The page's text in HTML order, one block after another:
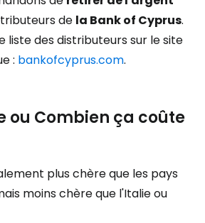
de la Bank of Cyprus.
liste des distributeurs sur le site
: bankofcyprus.com.
ou Combien ça coûte
plus chère que les pays
moins chère que l'Italie ou